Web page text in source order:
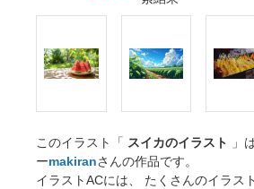
このイラスト「 スイカのイラスト
」
ーmakiranさんの作品です。
イラストACには、 たくさんのイラス